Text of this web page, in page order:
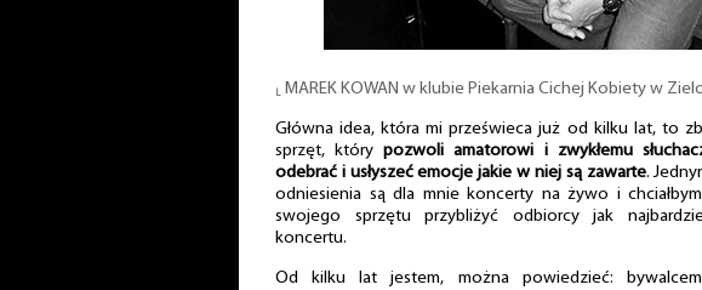
⸤ MAREK KOWAN w klubie Piekarnia Cichej Kobiety w
Główna idea, która mi prześwieca już od kilku lat, to
sprzęt, którypozwoli amatorowi i zwykłemu
odebrać i usłyszeć emocje jakie w niej są zawarte.
odniesienia są dla mnie koncerty na żywo i
swojego sprzętu przybliżyć odbiorcy jak
koncertu.
Od kilku lat jestem, można powiedzieć: